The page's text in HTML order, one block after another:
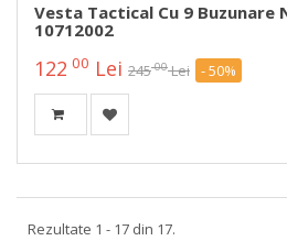
Vesta Tactical Cu 9 Buzunare
10712002
122 00 Lei 24500 Lei - 50%
Rezultate 1 - 17 din 17.